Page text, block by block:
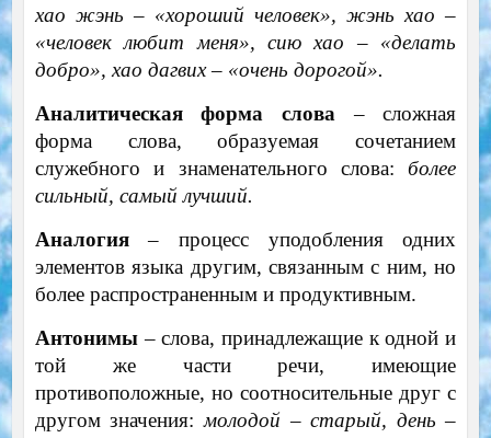
хао жэнь – «хороший человек», жэнь хао –
«человек любит меня», сию хао – «делать
добро», хао дагвих – «очень дорогой».
Аналитическая форма слова – сложная
форма слова, образуемая сочетанием
служебного и знаменательного слова:более
сильный, самый лучший.
Аналогия– процесс уподобления одних
элементов языка другим, связанным с ним, но
более распространенным и продуктивным.
Антонимы– слова, принадлежащие к одной и
той же части речи, имеющие
противоположные, но соотносительные друг с
другом значения:молодой – старый, день –